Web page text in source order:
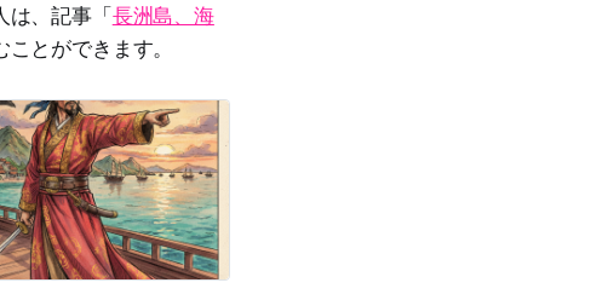
は、記事「長洲島、海
ことができます。